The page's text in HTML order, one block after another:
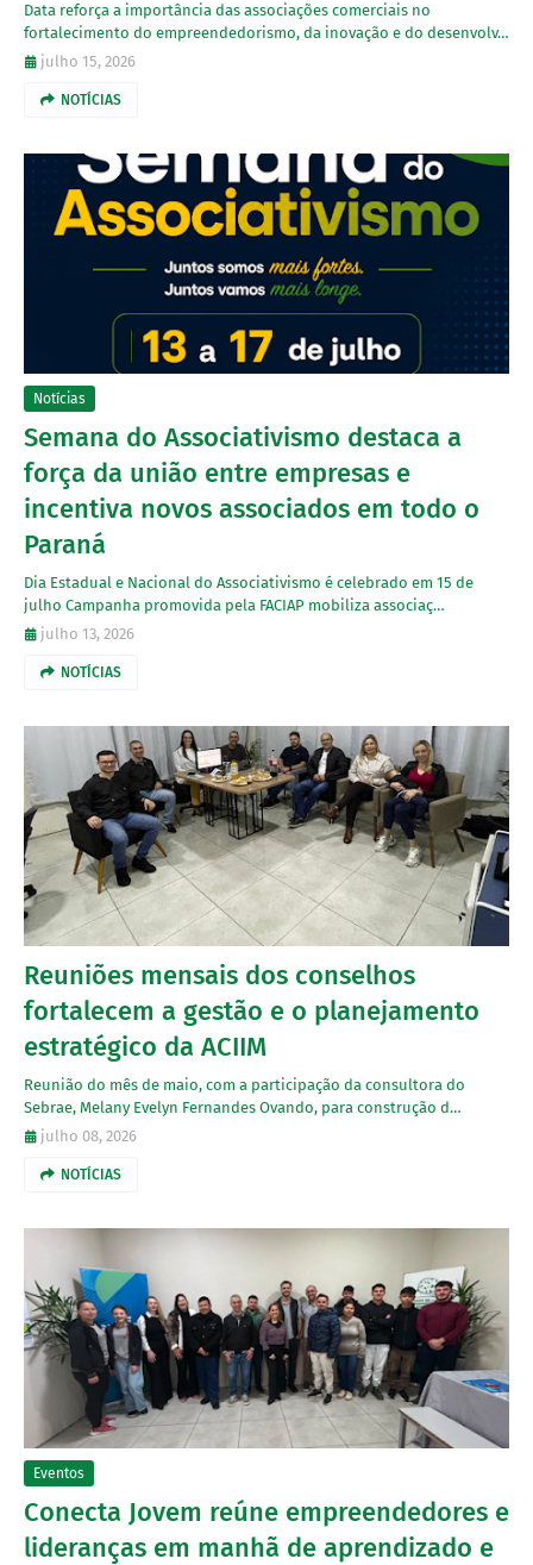
Data reforça a importância das associações comerciais no
fortalecimento do empreendedorismo, da inovação e do desenvolv…
julho 15, 2026
NOTÍCIAS
Notícias
Semana do Associativismo destaca a
força da união entre empresas e
incentiva novos associados em todo o
Paraná
Dia Estadual e Nacional do Associativismo é celebrado em 15 de
julho Campanha promovida pela FACIAP mobiliza associaç…
julho 13, 2026
NOTÍCIAS
Reuniões mensais dos conselhos
fortalecem a gestão e o planejamento
estratégico da ACIIM
Reunião do mês de maio, com a participação da consultora do
Sebrae, Melany Evelyn Fernandes Ovando, para construção d…
julho 08, 2026
NOTÍCIAS
Eventos
Conecta Jovem reúne empreendedores e
lideranças em manhã de aprendizado e